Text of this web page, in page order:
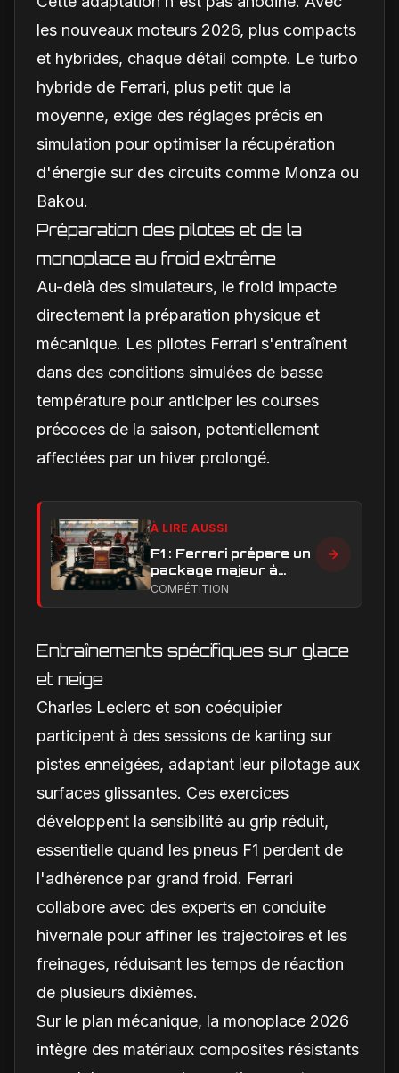
les nouveaux moteurs 2026, plus compacts
et hybrides, chaque détail compte. Le turbo
hybride de Ferrari, plus petit que la
moyenne, exige des réglages précis en
simulation pour optimiser la récupération
d'énergie sur des circuits comme Monza ou
Bakou.
Préparation des pilotes et de la
monoplace au froid extrême
Au-delà des simulateurs, le froid impacte
directement la préparation physique et
mécanique. Les pilotes Ferrari s'entraînent
dans des conditions simulées de basse
température pour anticiper les courses
précoces de la saison, potentiellement
affectées par un hiver prolongé.
À LIRE AUSSI
F1 : Ferrari prépare un
package majeur à
Barcelone, un test
COMPÉTITION
Entraînements spécifiques sur glace
et neige
Charles Leclerc et son coéquipier
participent à des sessions de karting sur
pistes enneigées, adaptant leur pilotage aux
surfaces glissantes. Ces exercices
développent la sensibilité au grip réduit,
essentielle quand les pneus F1 perdent de
l'adhérence par grand froid. Ferrari
collabore avec des experts en conduite
hivernale pour affiner les trajectoires et les
freinages, réduisant les temps de réaction
de plusieurs dixièmes.
Sur le plan mécanique, la monoplace 2026
intègre des matériaux composites résistants